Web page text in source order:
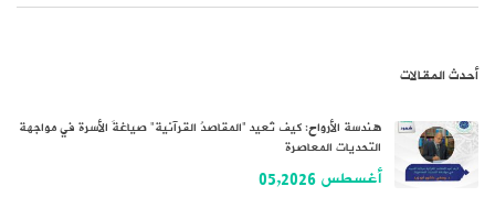
أحدث المقالات
هندسة الأرواح: كيف تُعيد “المقاصدُ القرآنية” صياغةَ الأسرة في مواجهة
التحديات المعاصرة
أغسطس 05,2026